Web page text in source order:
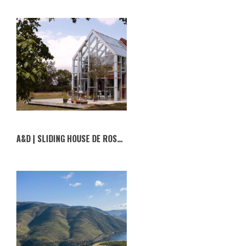
A&D | SLIDING HOUSE DE ROSS RUSSEL EM INGLATERRA